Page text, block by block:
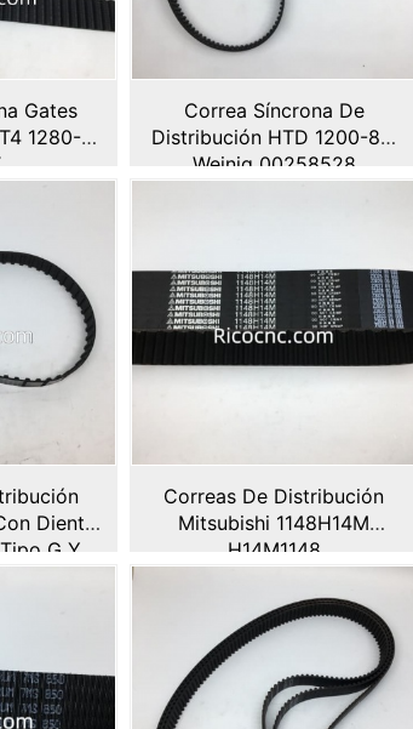
Gates
1280-
Correa Síncrona De
Distribución HTD 1200-8M
Weinig 00258528
Dientes
G Y
Correas De Distribución
Mitsubishi 1148H14M
H14M1148